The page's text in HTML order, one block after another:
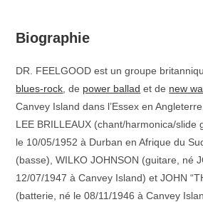
Biographie
DR. FEELGOOD est un groupe
blues-rock , de power ballad et de new
Canvey Island dans l’Essex en
LEE BRILLEAUX (chant/harmonica/slide
le 10/05/1952 à Durban en Afrique du
(basse), WILKO JOHNSON (guitare, né
12/07/1947 à Canvey Island) et JOHN
(batterie, né le 08/11/1946 à Canvey